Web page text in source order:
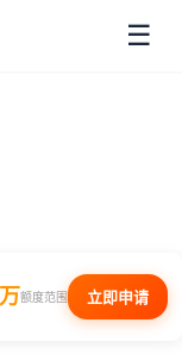
☰
额度范围 立即申请